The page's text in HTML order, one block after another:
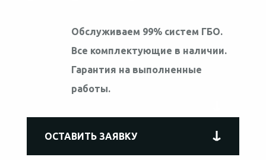
Обслуживаем 99% систем ГБО.
Все комплектующие в наличии.
Гарантия на выполненные
работы.
ОСТАВИТЬ ЗАЯВКУ